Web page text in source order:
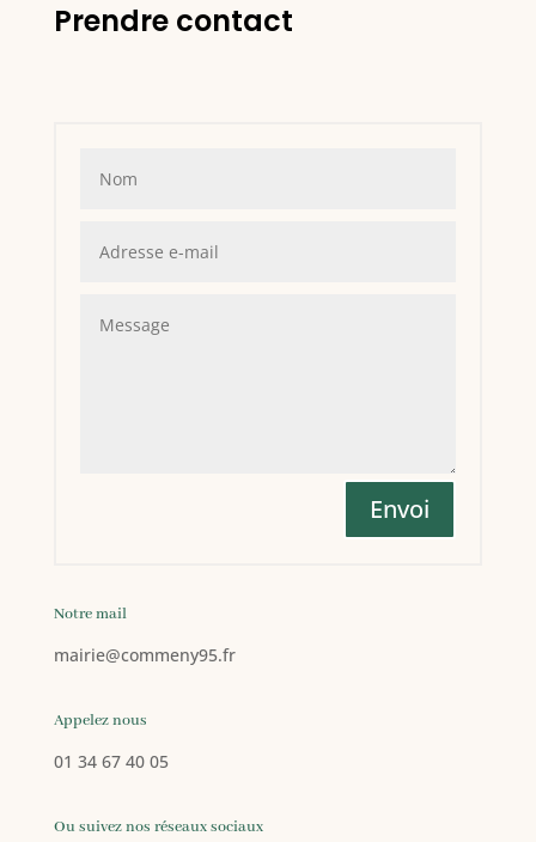
Prendre contact
Envoi
Notre mail
mairie@commeny95.fr
Appelez nous
01 34 67 40 05
Ou suivez nos réseaux sociaux